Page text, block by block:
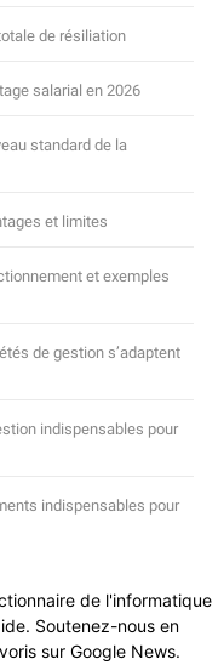
de résiliation
salarial en 2026
standard de la
et limites
et exemples
de gestion s’adaptent
indispensables pour
indispensables pour
de l'informatique
Soutenez-nous en
sur Google News.